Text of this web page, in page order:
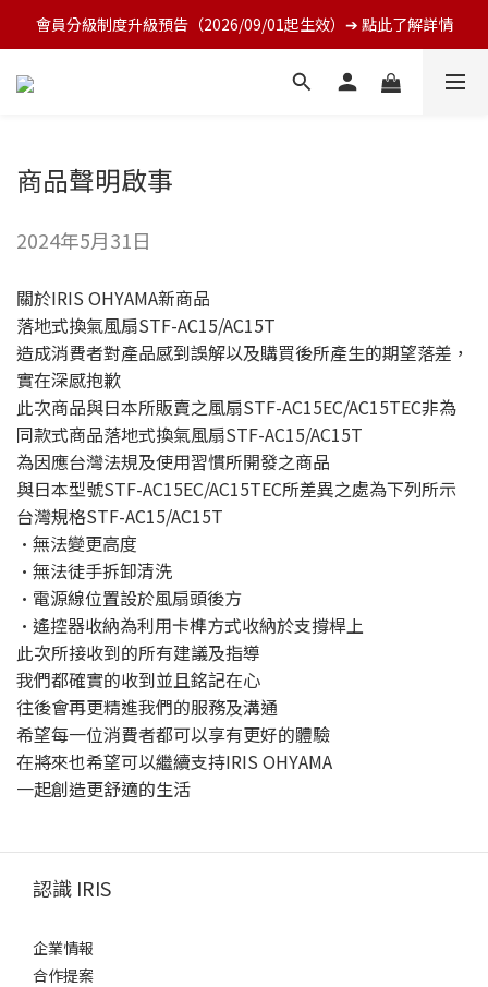
會員分級制度升級預告（2026/09/01起生效）➔ 點此了解詳情
商品聲明啟事
2024年5月31日
關於IRIS OHYAMA新商品
落地式換氣風扇STF-AC15/AC15T
造成消費者對產品感到誤解以及購買後所產生的期望落差，
實在深感抱歉
此次商品與日本所販賣之風扇STF-AC15EC/AC15TEC非為
同款式商品落地式換氣風扇STF-AC15/AC15T
為因應台灣法規及使用習慣所開發之商品
與日本型號STF-AC15EC/AC15TEC所差異之處為下列所示
台灣規格STF-AC15/AC15T
•無法變更高度
•無法徒手拆卸清洗
•電源線位置設於風扇頭後方
•遙控器收納為利用卡榫方式收納於支撐桿上
此次所接收到的所有建議及指導
我們都確實的收到並且銘記在心
往後會再更精進我們的服務及溝通
希望每一位消費者都可以享有更好的體驗
在將來也希望可以繼續支持IRIS OHYAMA
一起創造更舒適的生活
認識 IRIS
企業情報
合作提案